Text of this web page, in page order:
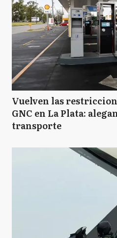
GL General
GM General
GP General
General
Vuelven las
GNC en La Plata:
transporte